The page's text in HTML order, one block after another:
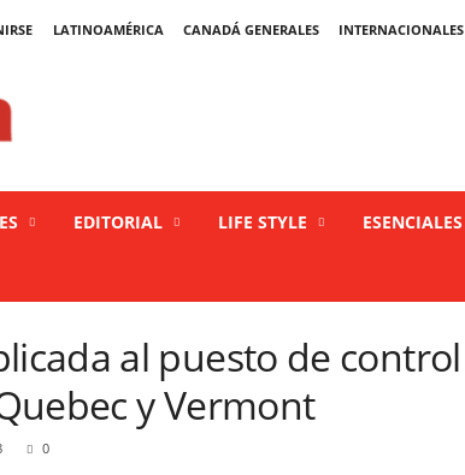
LATINOAMÉRICA CANADÁ GENERALES
INTERNACIONALES
EDITORIAL LIFE STYLE ESENCIALES
al puesto de control
y Vermont
0